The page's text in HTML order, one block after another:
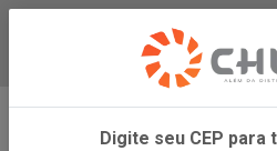
Digite seu CEP